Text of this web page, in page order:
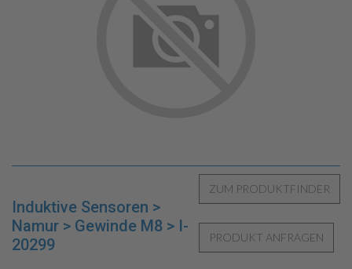
Induktive Sensoren >
Namur > Gewinde M8 > I-
20299